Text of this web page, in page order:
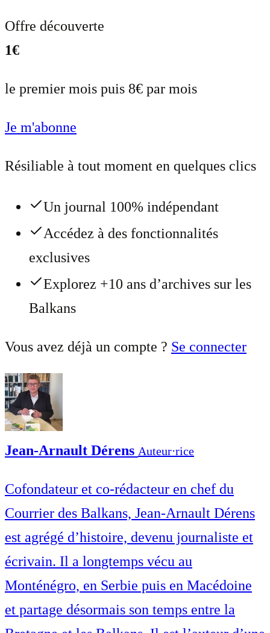
Offre découverte
1€
le premier mois puis 8€ par mois
Je m'abonne
Résiliable à tout moment en quelques clics
Un journal 100% indépendant
Accédez à des fonctionnalités
exclusives
Explorez +10 ans d’archives sur les
Balkans
Vous avez déjà un compte ? Se connecter
Jean-Arnault Dérens Auteur⋅rice
Cofondateur et co-rédacteur en chef du
Courrier des Balkans, Jean-Arnault Dérens
est agrégé d’histoire, devenu journaliste et
écrivain. Il a longtemps vécu au
Monténégro, en Serbie puis en Macédoine
et partage désormais son temps entre la